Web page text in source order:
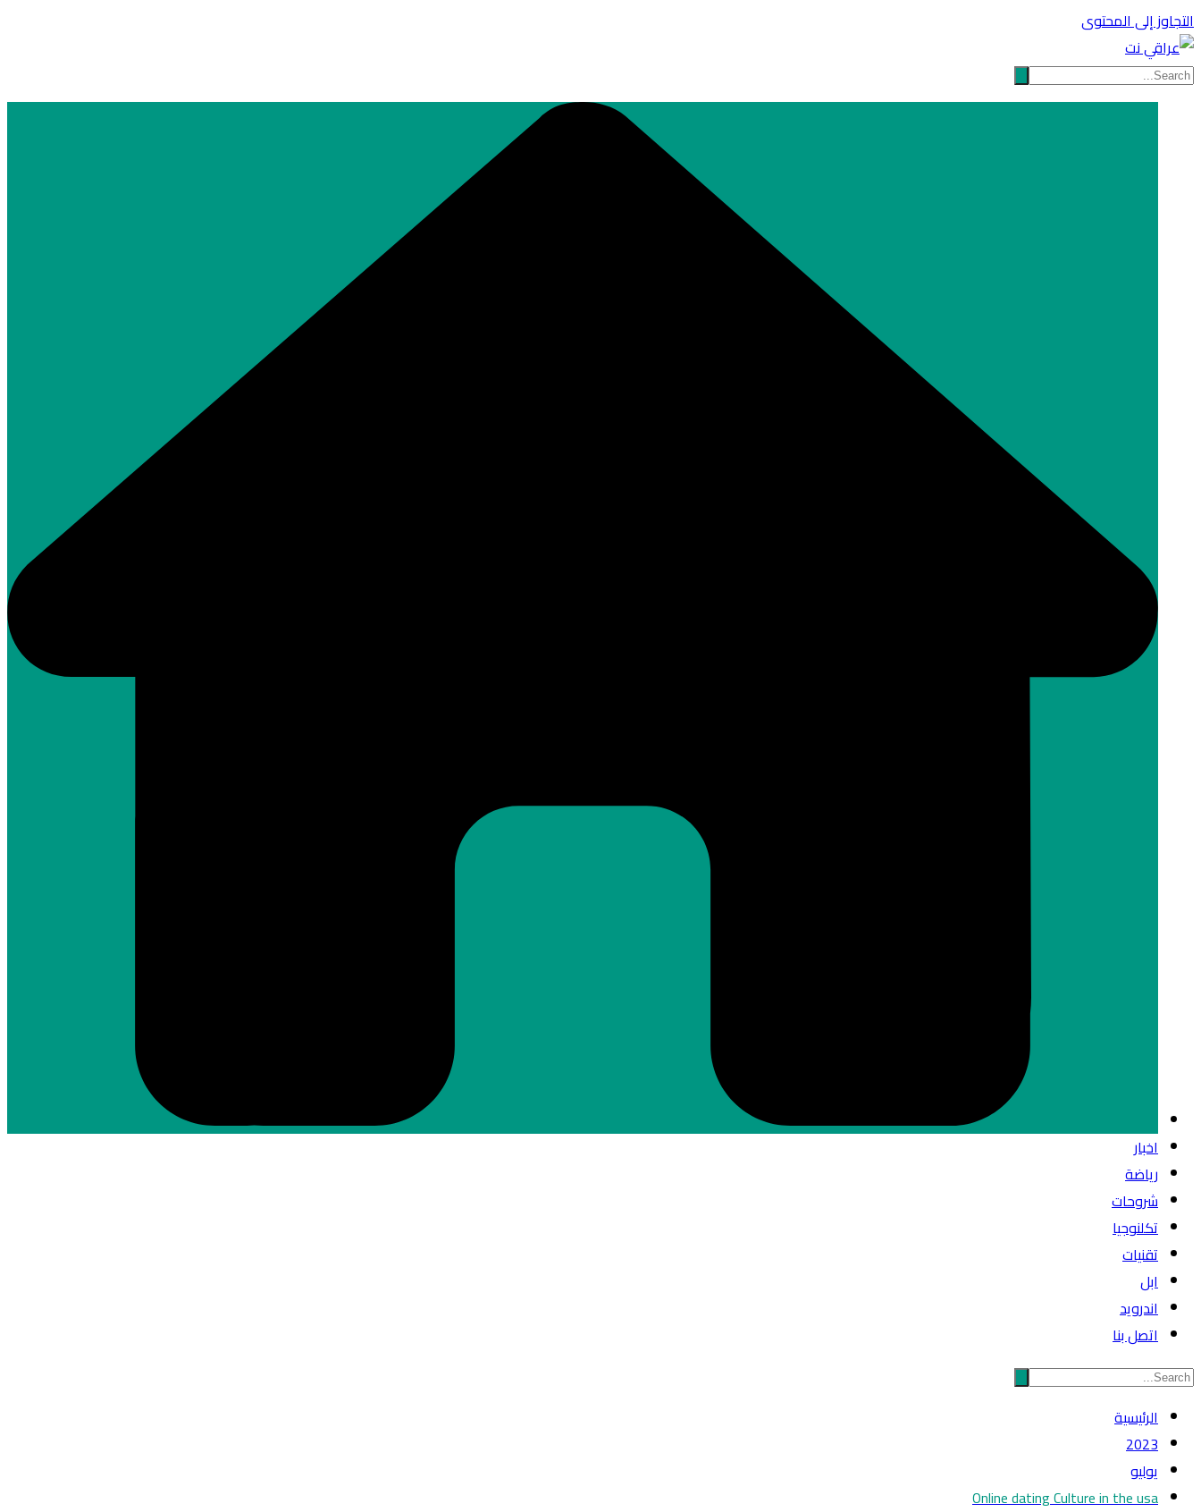
التجاوز إلى المحتوى
اخبار
رياضة
شروحات
تكلنوجيا
تقنيات
ابل
اندرويد
اتصل بنا
الرئيسية
2023
يوليو
Online dating Culture in the usa